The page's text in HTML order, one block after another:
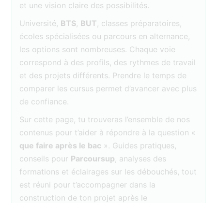
et une vision claire des possibilités.
Université, BTS, BUT, classes préparatoires,
écoles spécialisées ou parcours en alternance,
les options sont nombreuses. Chaque voie
correspond à des profils, des rythmes de travail
et des projets différents. Prendre le temps de
comparer les cursus permet d’avancer avec plus
de confiance.
Sur cette page, tu trouveras l’ensemble de nos
contenus pour t’aider à répondre à la question «
que faire après le bac ». Guides pratiques,
conseils pour Parcoursup, analyses des
formations et éclairages sur les débouchés, tout
est réuni pour t’accompagner dans la
construction de ton projet après le